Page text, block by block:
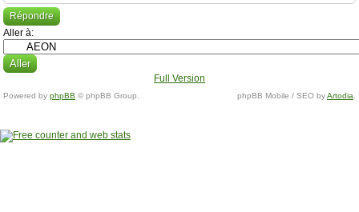
Répondre
Aller à:
Full Version
Powered by phpBB © phpBB Group. phpBB Mobile / SEO byArtodia